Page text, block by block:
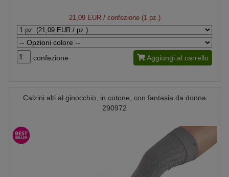
21,09 EUR/ confezione (1 pz.)
confezione Aggiungi al carrello
Calzini alti al ginocchio, in cotone, con fantasia da donna
290972